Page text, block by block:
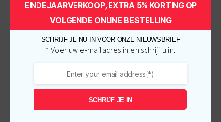
-€1.00
EINDEJAARVERKOOP, EXTRA 5% KORTING OP
VOLGENDE ONLINE BESTELLING
SCHRIJF JE NU IN VOOR ONZE NIEUWSBRIEF
* Voer uw e-mailadres in en schrijf u in.
SCHRIJF JE IN